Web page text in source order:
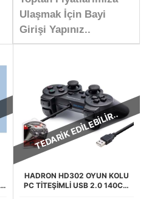
Ulaşmak İçin Bayi
Girişi Yapınız..
TEDARİK EDİLEBİLİR..
HADRON HD302 OYUN KOLU
PC TİTEŞİMLİ USB 2.0 140CM